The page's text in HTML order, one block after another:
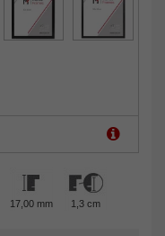
17,00 mm 1,3 cm